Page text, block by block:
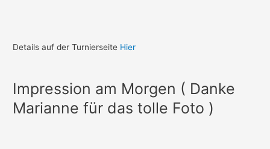
Details auf der Turnierseite Hier
Impression am Morgen ( Danke
Marianne für das tolle Foto )